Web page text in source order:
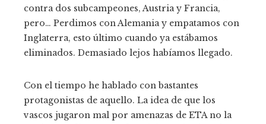
contra dos subcampeones, Austria y Francia,
pero… Perdimos con Alemania y empatamos con
Inglaterra, esto último cuando ya estábamos
eliminados. Demasiado lejos habíamos llegado.
Con el tiempo he hablado con bastantes
protagonistas de aquello. La idea de que los
vascos jugaron mal por amenazas de ETA no la